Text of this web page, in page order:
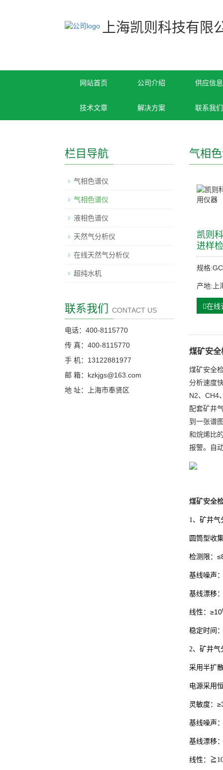
上海凯则科技有限
网站首页 公司介绍 供应信息
技术文章 解决方案 联系我们
气相
凯则
进样
规格
产地:上
在线
煤矿安全
煤矿安全
分析速度
N2、CH4
配套矿井
到一张谱
和烷烯比
报警。自
煤矿安全
1、矿井气
圆筒型收
检测限：
基线噪声
基线漂移
线性： ≥10
稳定时间
2、矿井气
采用半扩
电源采用
灵敏度：
基线噪声
基线漂移
线性：
栏目导航
气相色谱仪
气相色谱仪
液相色谱仪
天然气分析仪
在线天然气分析仪
超纯水机
联系我们 CONTACT US
电话：400-8115770
传 真：400-8115770
手 机：13122881977
邮 箱：kzkjgs@163.com
地 址：上海市奉贤区